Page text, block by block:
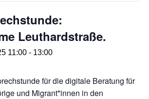
Leuthardstraße.
11:00 - 13:00
für die digitale Beratung für
und Migrant*innen in den